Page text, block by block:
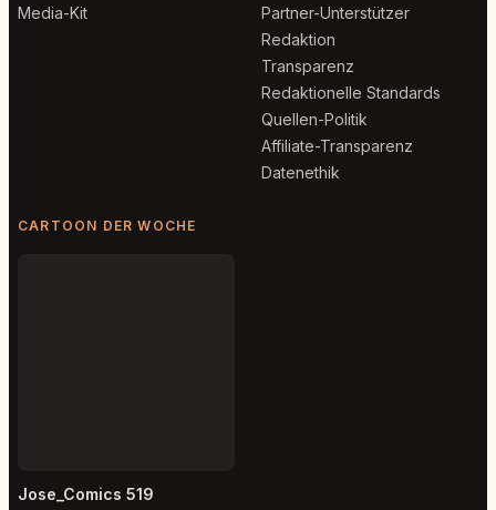
Media-Kit
Partner-Unterstützer
Redaktion
Transparenz
Redaktionelle Standards
Quellen-Politik
Affiliate-Transparenz
Datenethik
CARTOON DER WOCHE
Jose_Comics 519